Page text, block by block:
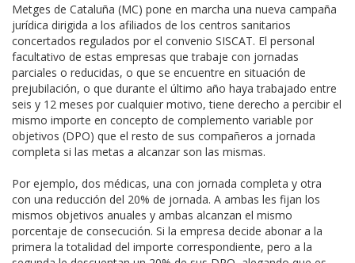
Metges de Cataluña (MC) pone en marcha una nueva campaña
jurídica dirigida a los afiliados de los centros sanitarios
concertados regulados por el convenio SISCAT. El personal
facultativo de estas empresas que trabaje con jornadas
parciales o reducidas, o que se encuentre en situación de
prejubilación, o que durante el último año haya trabajado entre
seis y 12 meses por cualquier motivo, tiene derecho a percibir el
mismo importe en concepto de complemento variable por
objetivos (DPO) que el resto de sus compañeros a jornada
completa si las metas a alcanzar son las mismas.
Por ejemplo, dos médicas, una con jornada completa y otra
con una reducción del 20% de jornada. A ambas les fijan los
mismos objetivos anuales y ambas alcanzan el mismo
porcentaje de consecución. Si la empresa decide abonar a la
primera la totalidad del importe correspondiente, pero a la